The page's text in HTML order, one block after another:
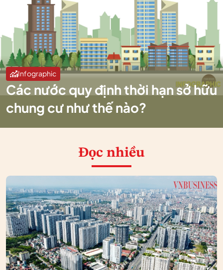
Infographic
Các nước quy định thời hạn sở hữu
chung cư như thế nào?
Đọc nhiều